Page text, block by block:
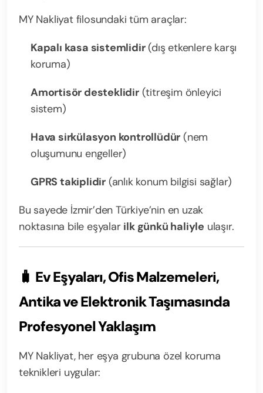
MY Nakliyat filosundaki tüm araçlar:
Kapalı kasa sistemlidir(dış etkenlere karşı
koruma)
Amortisör desteklidir(titreşim önleyici
sistem)
Hava sirkülasyon kontrollüdür (nem
oluşumunu engeller)
GPRS takiplidir (anlık konum bilgisi sağlar)
Bu sayede İzmir’den Türkiye’nin en uzak
noktasına bile eşyalar ilk günkü haliyle ulaşır.
🧳 Ev Eşyaları, Ofis Malzemeleri,
Antika ve Elektronik Taşımasında
Profesyonel Yaklaşım
MY Nakliyat, her eşya grubuna özel koruma
teknikleri uygular: